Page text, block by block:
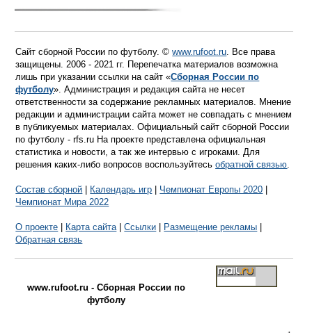
Сайт сборной России по футболу. ©www.rufoot.ru. Все права
защищены. 2006 - 2021 гг. Перепечатка материалов возможна
лишь при указании ссылки на сайт «Сборная России по
футболу». Администрация и редакция сайта не несет
ответственности за содержание рекламных материалов. Мнение
редакции и администрации сайта может не совпадать с мнением
в публикуемых материалах. Официальный сайт сборной России
по футболу - rfs.ru На проекте представлена официальная
статистика и новости, а так же интервью с игроками. Для
решения каких-либо вопросов воспользуйтесьобратной связью.
Состав сборной Календарь игр Чемпионат Европы 2020
Чемпионат Мира 2022
О проекте Карта сайта|Ссылки Размещение рекламы
Обратная связь
www.rufoot.ru - Сборная России по
футболу